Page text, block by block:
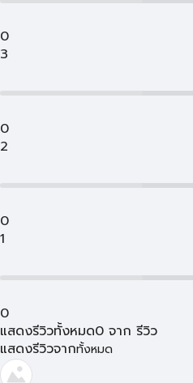
0
3
0
2
0
1
0
แสดงรีวิวทั้งหมด0 จาก รีวิว
แสดงรีวิวจากทั้งหมด